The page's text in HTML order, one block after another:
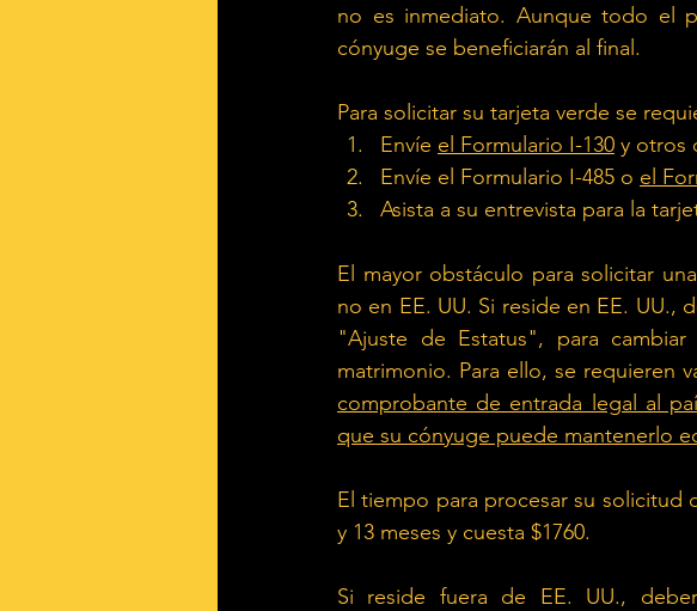
no es inmediato. Aunque todo el
cónyuge se beneficiarán al final.
Para solicitar su tarjeta verde se
Envíe el Formulario I-130 y otros
Envíe el Formulario I-485 o el
Asista a su entrevista para la
El mayor obstáculo para solicitar
no en EE. UU. Si reside en EE. UU.,
"Ajuste de Estatus", para
matrimonio. Para ello, se requieren
comprobante de entrada legal al
que su cónyuge puede mantenerlo
El tiempo para procesar su
y 13 meses y cuesta $1760.
Si reside fuera de EE. UU.,